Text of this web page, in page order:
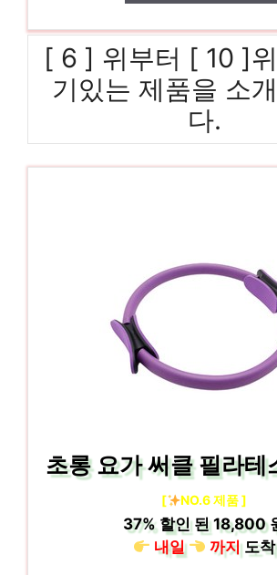
[ 6 ] 위부터 [ 10 ]
기있는 제품을 소
다.
초롱 요가 써클 필라테
[ NO.6 제품 ]
37%할인 된18,800
내일
까지도착